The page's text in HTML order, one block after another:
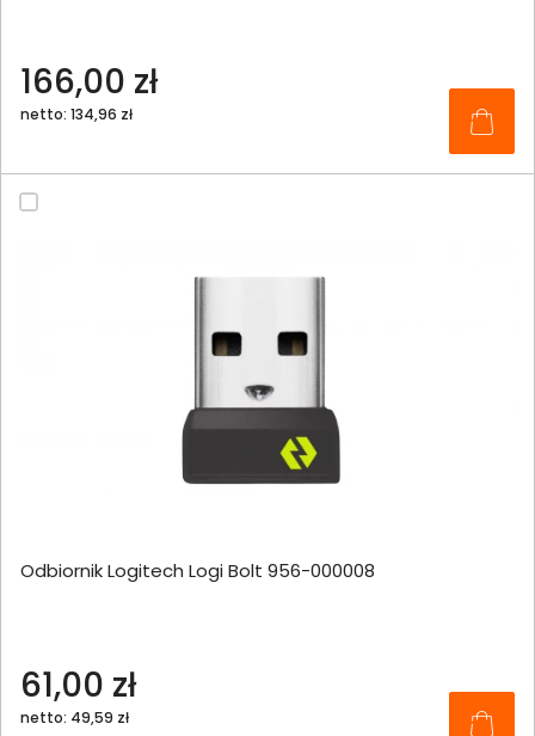
166,00 zł
netto: 134,96 zł
Odbiornik Logitech Logi Bolt 956-000008
61,00 zł
netto: 49,59 zł